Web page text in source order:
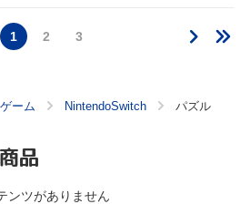
1 2 3
ゲーム NintendoSwitch パズル
品
ンツがありません